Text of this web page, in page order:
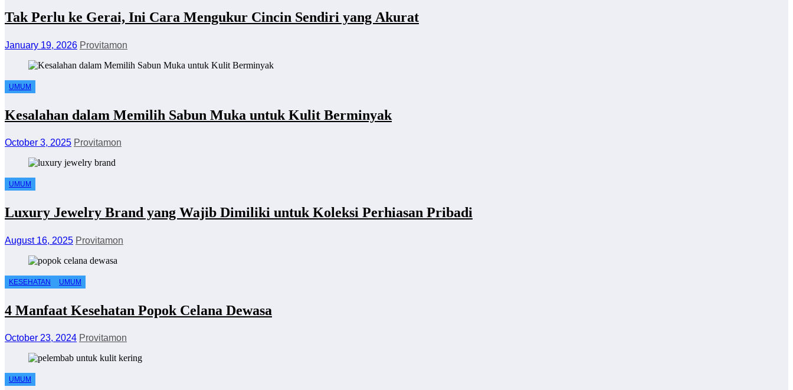
Tak Perlu ke Gerai, Ini Cara Mengukur Cincin Sendiri yang Akurat
January 19, 2026 Provitamon
UMUM
Kesalahan dalam Memilih Sabun Muka untuk Kulit Berminyak
October 3, 2025 Provitamon
UMUM
Luxury Jewelry Brand yang Wajib Dimiliki untuk Koleksi Perhiasan Pribadi
August 16, 2025 Provitamon
KESEHATAN UMUM
4 Manfaat Kesehatan Popok Celana Dewasa
October 23, 2024 Provitamon
UMUM